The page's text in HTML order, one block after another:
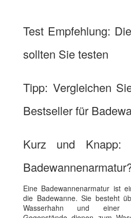
Test Empfehlung:
sollten Sie testen
Tipp: Vergleichen
Bestseller für
Kurz und
Eine Badewannenarmatur ist
die Badewanne. Sie besteht
Wasserhahn und einer